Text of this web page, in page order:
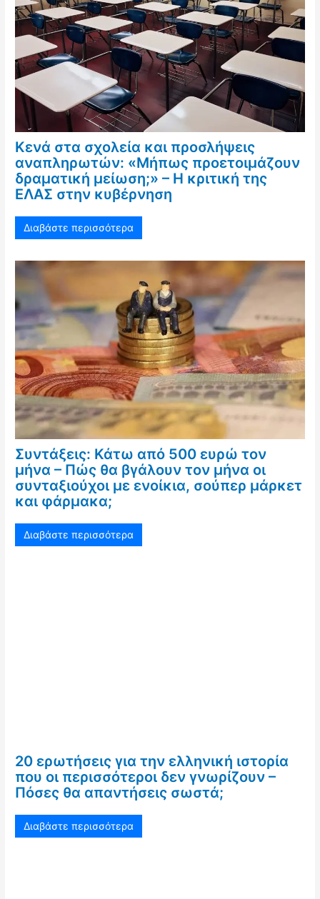
Κενά στα σχολεία και προσλήψεις
αναπληρωτών: «Μήπως προετοιμάζουν
δραματική μείωση;» – Η κριτική της
ΕΛΑΣ στην κυβέρνηση
Διαβάστε περισσότερα
Συντάξεις: Κάτω από 500 ευρώ τον
μήνα – Πώς θα βγάλουν τον μήνα οι
συνταξιούχοι με ενοίκια, σούπερ μάρκετ
και φάρμακα;
Διαβάστε περισσότερα
20 ερωτήσεις για την ελληνική ιστορία
που οι περισσότεροι δεν γνωρίζουν –
Πόσες θα απαντήσεις σωστά;
Διαβάστε περισσότερα